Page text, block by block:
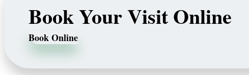
Book Your Visit Online
Book Online